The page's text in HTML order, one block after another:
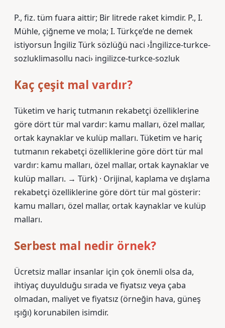
P., fiz. tüm fuara aittir; Bir litrede raket kimdir. P., I.
Mühle, çiğneme ve mola; I. Türkçe’de ne demek
istiyorsun İngiliz Türk sözlüğü naci ›İngilizce-turkce-
sozluklimasollu naci› ingilizce-turkce-sozluk
Kaç çeşit mal vardır?
Tüketim ve hariç tutmanın rekabetçi özelliklerine
göre dört tür mal vardır: kamu malları, özel mallar,
ortak kaynaklar ve kulüp malları. Tüketim ve hariç
tutmanın rekabetçi özelliklerine göre dört tür mal
vardır: kamu malları, özel mallar, ortak kaynaklar ve
kulüp malları. → Türk) · Orijinal, kaplama ve dışlama
rekabetçi özelliklerine göre dört tür mal gösterir:
kamu malları, özel mallar, ortak kaynaklar ve kulüp
malları.
Serbest mal nedir örnek?
Ücretsiz mallar insanlar için çok önemli olsa da,
ihtiyaç duyulduğu sırada ve fiyatsız veya çaba
olmadan, maliyet ve fiyatsız (örneğin hava, güneş
ışığı) korunabilen isimdir.